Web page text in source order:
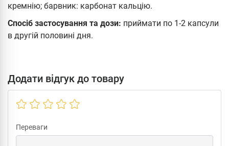
кремнію; барвник: карбонат кальцію.
Спосіб застосування та дози: приймати по 1-2 капсули
в другій половині дня.
Додати відгук до товару
Переваги